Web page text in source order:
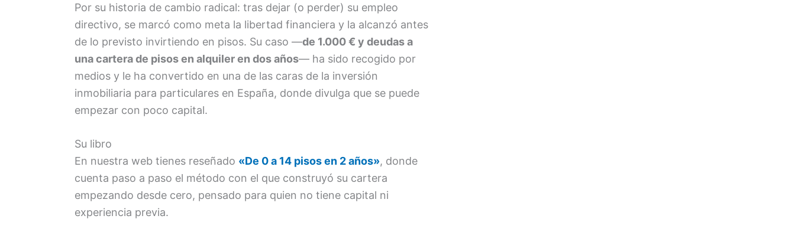
Por su historia de cambio radical: tras dejar (o perder) su empleo
directivo, se marcó como meta la libertad financiera y la alcanzó antes
de lo previsto invirtiendo en pisos. Su caso —de 1.000 € y deudas a
una cartera de pisos en alquiler en dos años— ha sido recogido por
medios y le ha convertido en una de las caras de la inversión
inmobiliaria para particulares en España, donde divulga que se puede
empezar con poco capital.
Su libro
En nuestra web tienes reseñado «De 0 a 14 pisos en 2 años», donde
cuenta paso a paso el método con el que construyó su cartera
empezando desde cero, pensado para quien no tiene capital ni
experiencia previa.